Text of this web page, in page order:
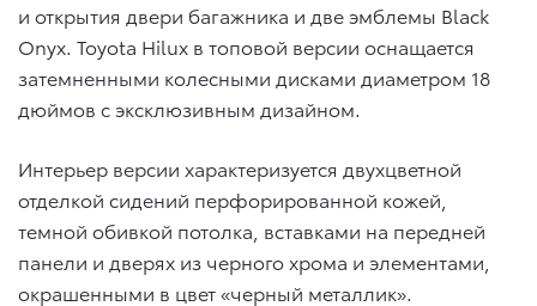
и открытия двери багажника и две эмблемы Black
Onyx. Toyota Hilux в топовой версии оснащается
затемненными колесными дисками диаметром 18
дюймов с эксклюзивным дизайном.
Интерьер версии характеризуется двухцветной
отделкой сидений перфорированной кожей,
темной обивкой потолка, вставками на передней
панели и дверях из черного хрома и элементами,
окрашенными в цвет «черный металлик».